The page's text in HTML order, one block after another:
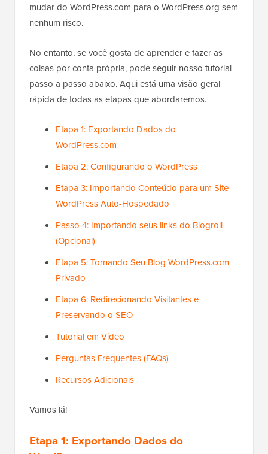
mudar do WordPress.com para o WordPress.org sem
nenhum risco.
No entanto, se você gosta de aprender e fazer as
coisas por conta própria, pode seguir nosso tutorial
passo a passo abaixo. Aqui está uma visão geral
rápida de todas as etapas que abordaremos.
Etapa 1: Exportando Dados do
WordPress.com
Etapa 2: Configurando o WordPress
Etapa 3: Importando Conteúdo para um Site
WordPress Auto-Hospedado
Passo 4: Importando seus links do Blogroll
(Opcional)
Etapa 5: Tornando Seu Blog WordPress.com
Privado
Etapa 6: Redirecionando Visitantes e
Preservando o SEO
Tutorial em Vídeo
Perguntas Frequentes (FAQs)
Recursos Adicionais
Vamos lá!
Etapa 1: Exportando Dados do